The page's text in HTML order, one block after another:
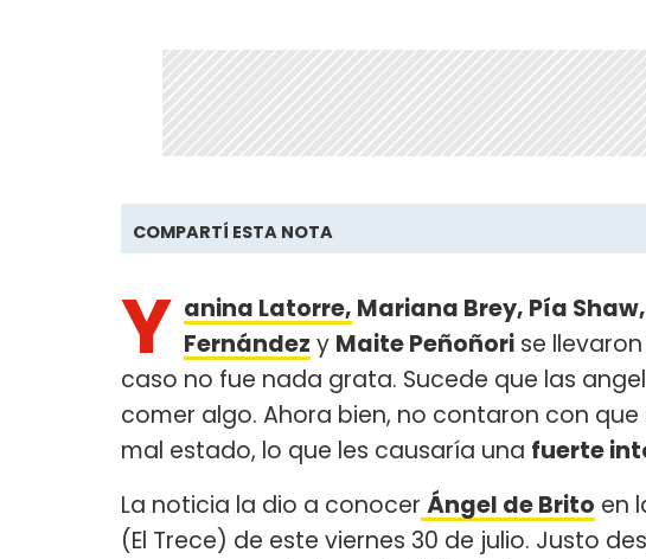
COMPARTÍ ESTA NOTA
Y anina Latorre, Mariana Brey, Pía
Fernández y Maite Peñoñori se
caso no fue nada grata. Sucede que las
comer algo. Ahora bien, no contaron con
mal estado, lo que les causaría una fuerte
La noticia la dio a conocer Ángel de Brito en
(El Trece) de este viernes 30 de julio. Justo